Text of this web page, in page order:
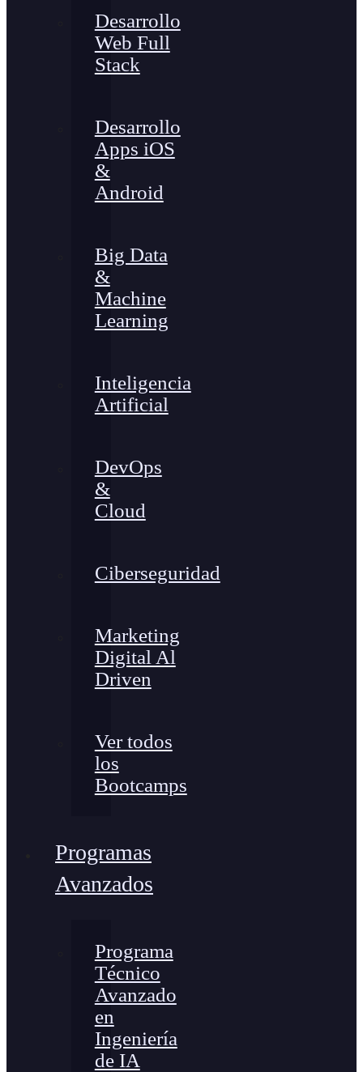
Desarrollo
Web Full
Stack
Desarrollo
Apps iOS
&
Android
Big Data
&
Machine
Learning
Inteligencia
Artificial
DevOps
&
Cloud
Ciberseguridad
Marketing
Digital Al
Driven
Ver todos
los
Bootcamps
Programas
Avanzados
Programa
Técnico
Avanzado
en
Ingeniería
de IA